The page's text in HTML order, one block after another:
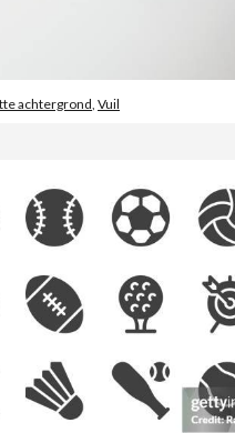
achtergrond, Vuil